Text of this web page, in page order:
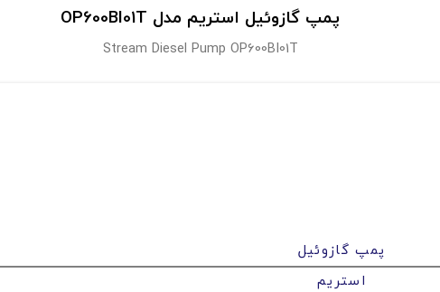
پمپ گازوئيل استریم مدل OP600BI01T
Stream Diesel Pump OP600BI01T
پمپ گازوئیل
استریم